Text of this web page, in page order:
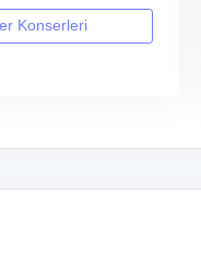
Konserleri